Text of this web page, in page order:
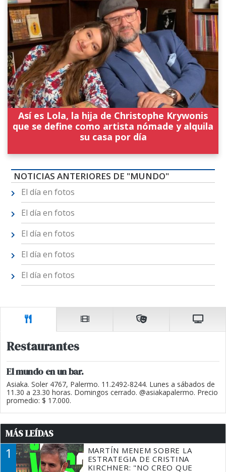
Así es Lola, la hija de Christophe Krywonis
que se define como artista nómade y alquila
su casa por día
NOTICIAS ANTERIORES DE "MUNDO"
El día en fotos
El día en fotos
El día en fotos
El día en fotos
El día en fotos
Restaurantes
El mundo en un bar.
Asiaka. Soler 4767, Palermo. 11.2492-8244. Lunes a sábados de
11.30 a 23.30 horas. Domingos cerrado. @asiakapalermo. Precio
promedio: $ 17.000.
MÁS LEÍDAS
1
MARTÍN MENEM SOBRE LA
ESTRATEGIA DE CRISTINA
KIRCHNER: "NO CREO QUE